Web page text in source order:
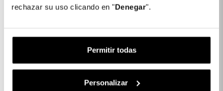
rechazar su uso clicando en "Denegar".
Permitir todas
Personalizar
Película de Película em vidro
temperado completa Inquebrável
para iPhone 14
24,99 €